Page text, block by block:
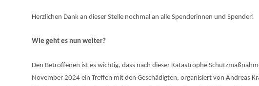
Herzlichen Dank an dieser Stelle nochmal an alle Spenderinnen und Spender!
Wie geht es nun weiter?
Den Betroffenen ist es wichtig, dass nach dieser Katastrophe
November 2024 ein Treffen mit den Geschädigten, organisiert von Andreas